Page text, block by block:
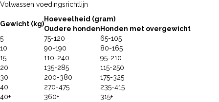
Volwassen voedingsrichtlijn
Gewicht (kg)
Hoeveelheid (gram)
Oudere honden Honden met overgewicht
5
75-120
65-105
10
90-190
80-165
15
110-240
95-210
20
135-285
115-250
30
200-380
175-325
40
270-475
235-415
40+
360+
315+